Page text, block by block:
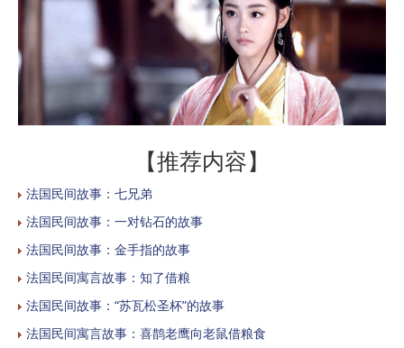
【推荐内容】
法国民间故事：七兄弟
法国民间故事：一对钻石的故事
法国民间故事：金手指的故事
法国民间寓言故事：知了借粮
法国民间故事：“苏瓦松圣杯”的故事
法国民间寓言故事：喜鹊老鹰向老鼠借粮食